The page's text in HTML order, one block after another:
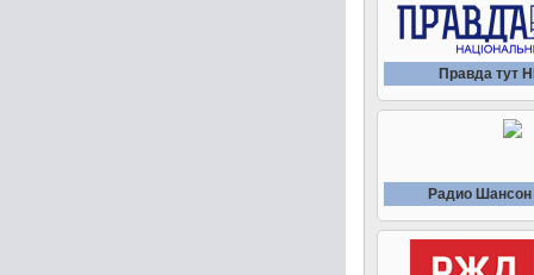
Правда тут
Радио